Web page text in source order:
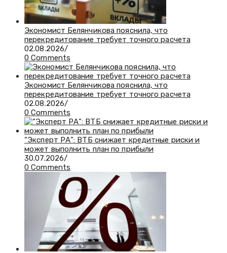
Экономист Белянчикова пояснила, что
перекредитование требует точного расчета
02.08.2026/
0 Comments
Экономист Белянчикова пояснила, что
перекредитование требует точного расчета
02.08.2026/
0 Comments
“Эксперт РА”: ВТБ снижает кредитные риски и
может выполнить план по прибыли
30.07.2026/
0 Comments